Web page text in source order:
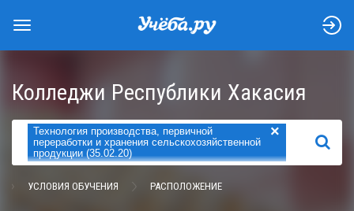
Колледжи Республики Хакасия
Технология производства, первичной
переработки и хранения сельскохозяйственной
продукции (35.02.20)
×
НАЙТИ
УСЛОВИЯ ОБУЧЕНИЯ РАСПОЛОЖЕНИЕ